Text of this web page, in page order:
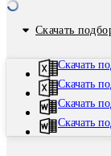
Скачать
Скачать
Скачать
Скачать
Скачать